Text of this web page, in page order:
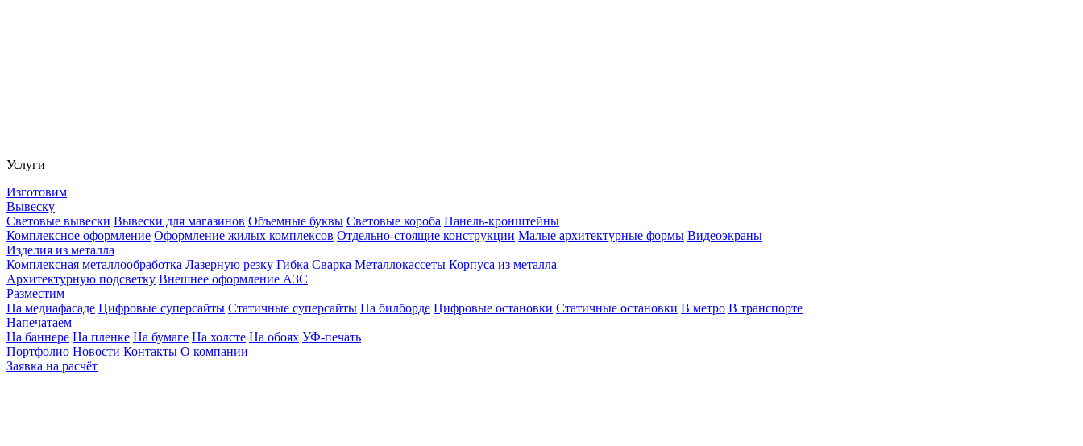
Услуги
Изготовим
Вывеску
Световые вывески Вывески для магазинов Объемные буквы Световые короба Панель-кронштейны
Комплексное оформление Оформление жилых комплексов Отдельно-стоящие конструкции Малые архитектурные формы Видеоэкраны
Изделия из металла
Комплексная металлообработка Лазерную резку Гибка Сварка Металлокассеты Корпуса из металла
Архитектурную подсветку Внешнее оформление АЗС
Разместим
На медиафасаде Цифровые суперсайты Статичные суперсайты На билборде Цифровые остановки Статичные остановки В метро В транспорте
Напечатаем
На баннере На пленке На бумаге На холсте На обоях УФ-печать
Портфолио Новости Контакты О компании
Заявка на расчёт